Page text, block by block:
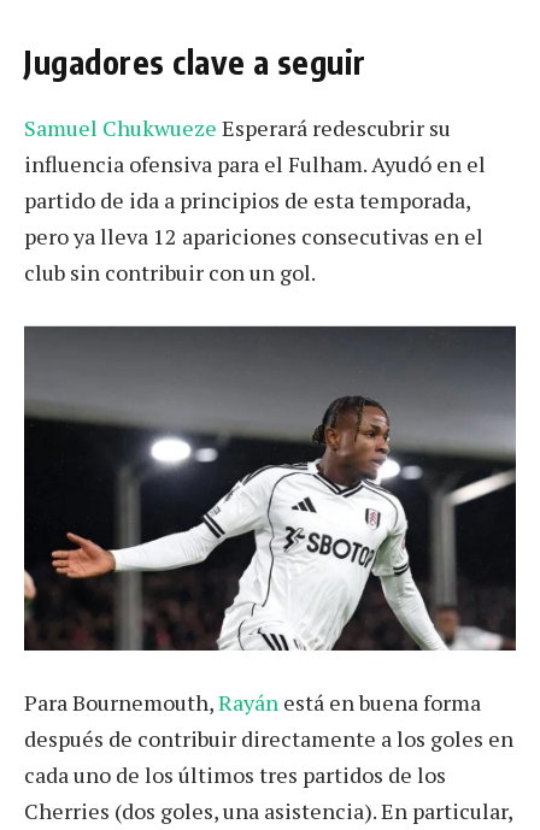
Jugadores clave a seguir
Samuel Chukwueze Esperará redescubrir su
influencia ofensiva para el Fulham. Ayudó en el
partido de ida a principios de esta temporada,
pero ya lleva 12 apariciones consecutivas en el
club sin contribuir con un gol.
Para Bournemouth,Rayán está en buena forma
después de contribuir directamente a los goles en
cada uno de los últimos tres partidos de los
Cherries (dos goles, una asistencia). En particular,